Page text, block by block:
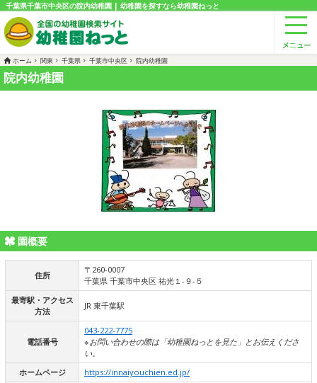
千葉県千葉市中央区の院内幼稚園 | 幼稚園を探すなら幼稚園ねっと
ホーム 関東 千葉県 千葉市中央区 院内幼稚園
院内幼稚園
園概要
住所
〒260-0007
千葉県 千葉市中央区 祐光１-９-５
最寄駅・アクセス
方法
JR 東千葉駅
電話番号
043-222-7775
※お問い合わせの際は「幼稚園ねっとを見た」とお伝えくださ
い。
ホームページ
https://innaiyouchien.ed.jp/